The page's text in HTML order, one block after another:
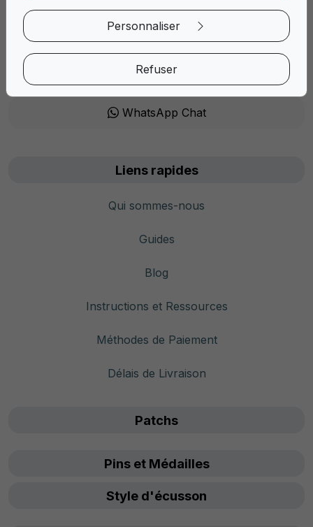
en ligne, nous le préparons et vous l'envoyons chez vous !
Mon/Fre: 9:30 - 17:30
WhatsApp Chat
Liens rapides
Qui sommes-nous
Guides
Blog
Instructions et Ressources
Méthodes de Paiement
Délais de Livraison
Patchs
Pins et Médailles
Style d'écusson
Personnaliser
Refuser